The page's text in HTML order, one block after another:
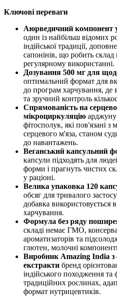
Ключові переваги
Аюрведичний компонент
один із найбільш відомих
індійської традиції,
сапонінів, що робить
регулярному використанні.
Дозування 500 мг для
оптимальний формат для
до програм харчування, де
та зручний контроль
Спрямованість на
мікроциркуляцію арджуну
фітосполук, які пов'язані з
серцевого м'яза, станом
до навантажень.
Веганський капсульний
капсули підходять для
форми і прагнуть чистих
у раціоні.
Велика упаковка 120
обсяг для тривалого
добавка використовується
харчування.
Формула без ряду
складі немає ГМО,
ароматизаторів та
глютен, молочні
Виробник Amazing India з
екстракти бренд
індійського походження
традиційних рослинах,
формат нутрицевтиків.